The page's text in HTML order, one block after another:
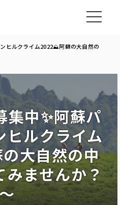
ヒルクライム2022⛰阿蘇の大自然の
集中✨阿蘇パ
ヒルクライム
大自然の中
みませんか？